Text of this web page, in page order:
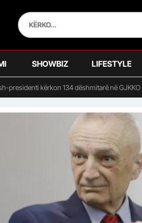
SHOWBIZ LIFESTYLE
presidenti kërkon 134 dëshmitarë në GJKKO